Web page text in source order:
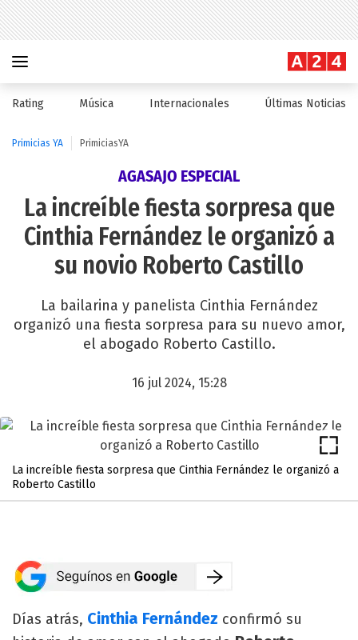
Rating Música Internacionales Últimas Noticias
Primicias YA PrimiciasYA
AGASAJO ESPECIAL
La increíble fiesta sorpresa que
Cinthia Fernández le organizó a
su novio Roberto Castillo
La bailarina y panelista Cinthia Fernández
organizó una fiesta sorpresa para su nuevo amor,
el abogado Roberto Castillo.
16 jul 2024, 15:28
La increíble fiesta sorpresa que Cinthia Fernández le organizó a
Roberto Castillo
Días atrás, Cinthia Fernández confirmó su